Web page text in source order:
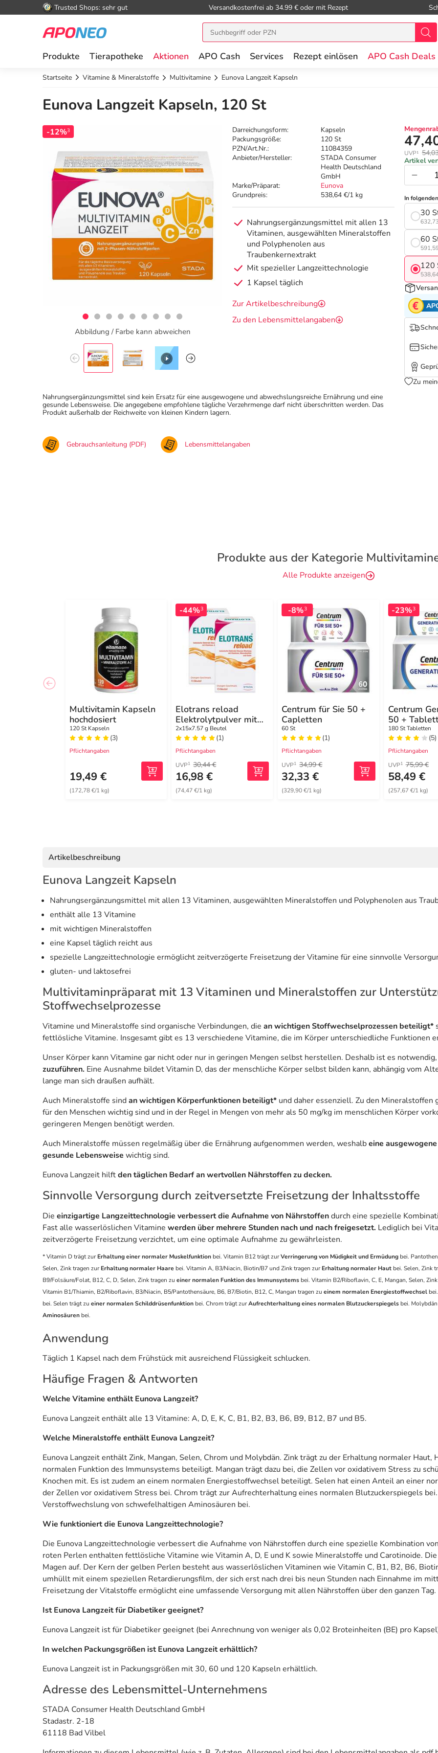
Trusted Shops: sehr gut Versandkostenfrei ab 34.99 € oder mit Rezept
Produkte Tierapotheke Aktionen APO Cash Services Rezept einlösen APO Cash Deals
Startseite Vitamine & Mineralstoffe Multivitamine Eunova Langzeit Kapseln
Eunova Langzeit Kapseln, 120 St
-12%3
Abbildung / Farbe kann abweichen
Darreichungsform:
Kapseln
Packungsgröße:
120 St
PZN/Art.Nr.:
11084359
Anbieter/Hersteller:
STADA Consumer
Health Deutschland
GmbH
Marke/Präparat:
Eunova
Grundpreis:
538,64 €/1 kg
Nahrungsergänzungsmittel mit allen 13
Vitaminen, ausgewählten Mineralstoffen
und Polyphenolen aus
Traubenkernextrakt
Mit spezieller Langzeittechnologie
1 Kapsel täglich
Zur Artikelbeschreibung
Zu den Lebensmittelangaben
UVP¹
Artikel
In
30
60
120
Zu
Nahrungsergänzungsmittel sind kein Ersatz für eine ausgewogene und abwechslungsreiche Ernährung und eine
gesunde Lebensweise. Die angegebene empfohlene tägliche Verzehrmenge darf nicht überschritten werden. Das
Produkt außerhalb der Reichweite von kleinen Kindern lagern.
Gebrauchsanleitung (PDF) Lebensmittelangaben
Produkte aus der Kategorie
Alle Produkte anzeigen
Multivitamin Kapseln
hochdosiert
120 St Kapseln
(3)
Pflichtangaben
19,49 €
(172,78 €/1 kg)
-44%3
Elotrans reload
Elektrolytpulver mit
Vitaminen
2x15x7.57 g Beutel
(1)
Pflichtangaben
UVP1 30,44 €
16,98 €
(74,47 €/1 kg)
-8%3
Centrum für Sie 50 +
Capletten
60 St
(1)
Pflichtangaben
UVP1 34,99 €
32,33 €
(329,90 €/1 kg)
-23%3
Centrum
50 +
180 St Tabletten
(5)
Pflichtangaben
UVP1 75,99 €
58,49 €
(257,67 €/1 kg)
Artikelbeschreibung
Eunova Langzeit Kapseln
Nahrungsergänzungsmittel mit allen 13 Vitaminen, ausgewählten Mineralstoffen und Polyphenolen aus
enthält alle 13 Vitamine
mit wichtigen Mineralstoffen
eine Kapsel täglich reicht aus
spezielle Langzeittechnologie ermöglicht zeitverzögerte Freisetzung der Vitamine für eine sinnvolle
gluten- und laktosefrei
Multivitaminpräparat mit 13 Vitaminen und Mineralstoffen zur
Stoffwechselprozesse
Vitamine und Mineralstoffe sind organische Verbindungen, die an wichtigen Stoffwechselprozessen beteiligt*
fettlösliche Vitamine. Insgesamt gibt es 13 verschiedene Vitamine, die im Körper unterschiedliche Funktionen
Unser Körper kann Vitamine gar nicht oder nur in geringen Mengen selbst herstellen. Deshalb ist es notwendig,
zuzuführen. Eine Ausnahme bildet Vitamin D, das der menschliche Körper selbst bilden kann, abhängig vom
lange man sich draußen aufhält.
Auch Mineralstoffe sindan wichtigen Körperfunktionen beteiligt* und daher essenziell. Zu den
für den Menschen wichtig sind und in der Regel in Mengen von mehr als 50 mg/kg im menschlichen Körper
geringeren Mengen benötigt werden.
Auch Mineralstoffe müssen regelmäßig über die Ernährung aufgenommen werden, weshalbeine
gesunde Lebensweise wichtig sind.
Eunova Langzeit hilftden täglichen Bedarf an wertvollen Nährstoffen zu decken.
Sinnvolle Versorgung durch zeitversetzte Freisetzung der Inhaltsstoffe
Die einzigartige Langzeittechnologie verbessert die Aufnahme von Nährstoffendurch eine spezielle
Fast alle wasserlöslichen Vitamine werden über mehrere Stunden nach und nach freigesetzt. Lediglich bei
zeitverzögerte Freisetzung verzichtet, um eine optimale Aufnahme zu gewährleisten.
* Vitamin D trägt zur Erhaltung einer normaler Muskelfunktion bei. Vitamin B12 trägt zurVerringerung von Müdigkeit und Ermüdung bei.
Selen, Zink tragen zur Erhaltung normaler Haare bei. Vitamin A, B3/Niacin, Biotin/B7 und Zink tragen zur Erhaltung normaler Haut bei. Selen, Zink
B9/Folsäure/Folat, B12, C, D, Selen, Zink tragen zu einer normalen Funktion des Immunsystems bei. Vitamin B2/Riboflavin, C, E, Mangan, Selen,
Vitamin B1/Thiamin, B2/Riboflavin, B3/Niacin, B5/Pantothensäure, B6, B7/Biotin, B12, C, Mangan tragen zu einem normalen Energiestoffwechsel
bei. Selen trägt zu einer normalen Schilddrüsenfunktion bei. Chrom trägt zurAufrechterhaltung eines normalen Blutzuckerspiegels bei.
Aminosäuren bei.
Anwendung
Täglich 1 Kapsel nach dem Frühstück mit ausreichend Flüssigkeit schlucken.
Häufige Fragen & Antworten
Welche Vitamine enthält Eunova Langzeit?
Eunova Langzeit enthält alle 13 Vitamine: A, D, E, K, C, B1, B2, B3, B6, B9, B12, B7 und B5.
Welche Mineralstoffe enthält Eunova Langzeit?
Eunova Langzeit enthält Zink, Mangan, Selen, Chrom und Molybdän. Zink trägt zu der Erhaltung normaler
normalen Funktion des Immunsystems beteiligt. Mangan trägt dazu bei, die Zellen vor oxidativem Stress zu
Knochen mit. Es ist zudem an einem normalen Energiestoffwechsel beteiligt. Selen hat einen Anteil an einer
der Zellen vor oxidativem Stress bei. Chrom trägt zur Aufrechterhaltung eines normalen Blutzuckerspiegels
Verstoffwechslung von schwefelhaltigen Aminosäuren bei.
Wie funktioniert die Eunova Langzeittechnologie?
Die Eunova Langzeittechnologie verbessert die Aufnahme von Nährstoffen durch eine spezielle Kombination
roten Perlen enthalten fettlösliche Vitamine wie Vitamin A, D, E und K sowie Mineralstoffe und Carotinoide.
Magen auf. Der Kern der gelben Perlen besteht aus wasserlöslichen Vitaminen wie Vitamin C, B1, B2, B6,
umhüllt mit einem speziellen Retardierungsfilm, der sich erst nach drei bis neun Stunden nach Einnahme im
Freisetzung der Vitalstoffe ermöglicht eine umfassende Versorgung mit allen Nährstoffen über den ganzen Tag.
Ist Eunova Langzeit für Diabetiker geeignet?
Eunova Langzeit ist für Diabetiker geeignet (bei Anrechnung von weniger als 0,02 Broteinheiten (BE) pro
In welchen Packungsgrößen ist Eunova Langzeit erhältlich?
Eunova Langzeit ist in Packungsgrößen mit 30, 60 und 120 Kapseln erhältlich.
Adresse des Lebensmittel-Unternehmens
STADA Consumer Health Deutschland GmbH
Stadastr. 2-18
61118 Bad Vilbel